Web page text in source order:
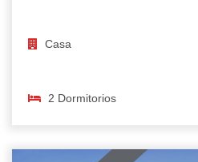
Casa
2 Dormitorios